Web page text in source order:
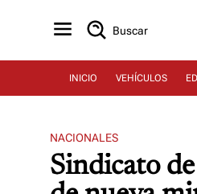
Buscar
INICIO VEHÍCULOS
NACIONALES
Sindicato